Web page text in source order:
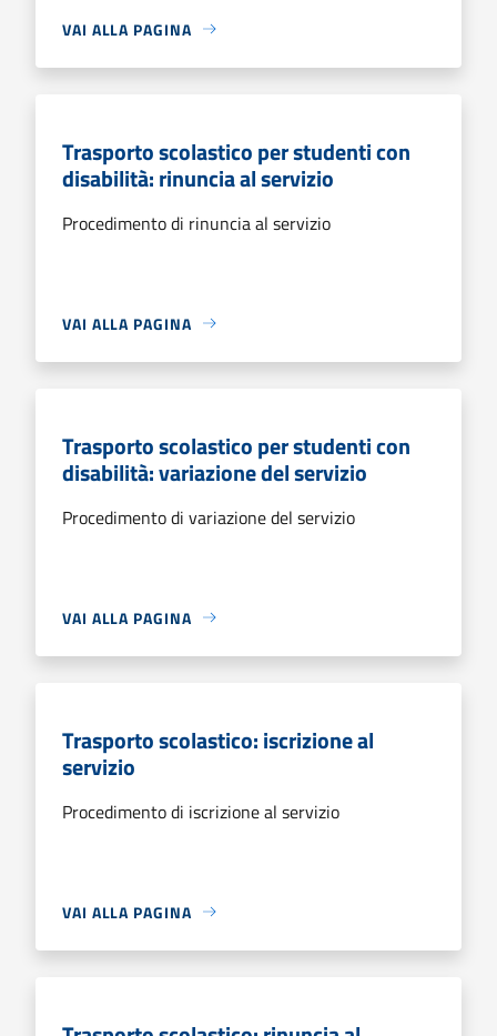
VAI ALLA PAGINA
Trasporto scolastico per studenti con
disabilità: rinuncia al servizio
Procedimento di rinuncia al servizio
VAI ALLA PAGINA
Trasporto scolastico per studenti con
disabilità: variazione del servizio
Procedimento di variazione del servizio
VAI ALLA PAGINA
Trasporto scolastico: iscrizione al
servizio
Procedimento di iscrizione al servizio
VAI ALLA PAGINA